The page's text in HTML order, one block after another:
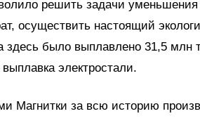
решить задачи
осуществить настоящий
здесь было выплавлено 31,5 млн
электростали.
Магнитки за всю историю